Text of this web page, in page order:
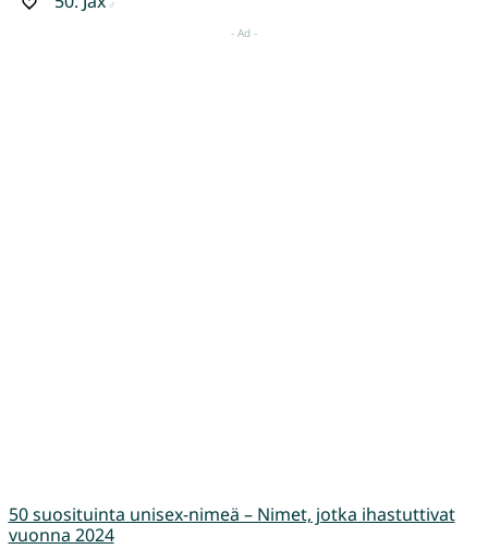
50 suosituinta unisex-nimeä – Nimet, jotka ihastuttivat
vuonna 2024